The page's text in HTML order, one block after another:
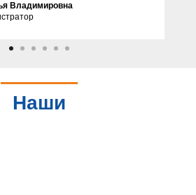
Владимировна
Наши